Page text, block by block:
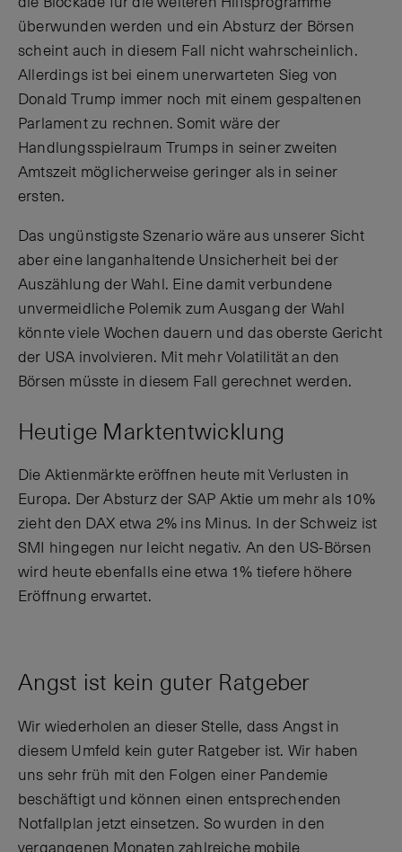
überwunden werden und ein Absturz der Börsen
scheint auch in diesem Fall nicht wahrscheinlich.
Allerdings ist bei einem unerwarteten Sieg von
Donald Trump immer noch mit einem gespaltenen
Parlament zu rechnen. Somit wäre der
Handlungsspielraum Trumps in seiner zweiten
Amtszeit möglicherweise geringer als in seiner
ersten.
Das ungünstigste Szenario wäre aus unserer Sicht
aber eine langanhaltende Unsicherheit bei der
Auszählung der Wahl. Eine damit verbundene
unvermeidliche Polemik zum Ausgang der Wahl
könnte viele Wochen dauern und das oberste Gericht
der USA involvieren. Mit mehr Volatilität an den
Börsen müsste in diesem Fall gerechnet werden.
Heutige Marktentwicklung
Die Aktienmärkte eröffnen heute mit Verlusten in
Europa. Der Absturz der SAP Aktie um mehr als 10%
zieht den DAX etwa 2% ins Minus. In der Schweiz ist
SMI hingegen nur leicht negativ. An den US-Börsen
wird heute ebenfalls eine etwa 1% tiefere höhere
Eröffnung erwartet.
Angst ist kein guter Ratgeber
Wir wiederholen an dieser Stelle, dass Angst in
diesem Umfeld kein guter Ratgeber ist. Wir haben
uns sehr früh mit den Folgen einer Pandemie
beschäftigt und können einen entsprechenden
Notfallplan jetzt einsetzen. So wurden in den